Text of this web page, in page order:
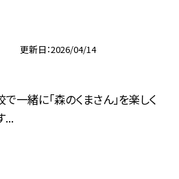
更新日 2026/04/14
一緒に「森のくまさん」を楽しく
...